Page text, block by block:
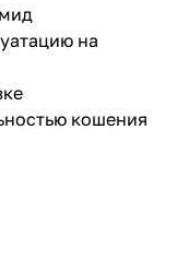
на
кошения